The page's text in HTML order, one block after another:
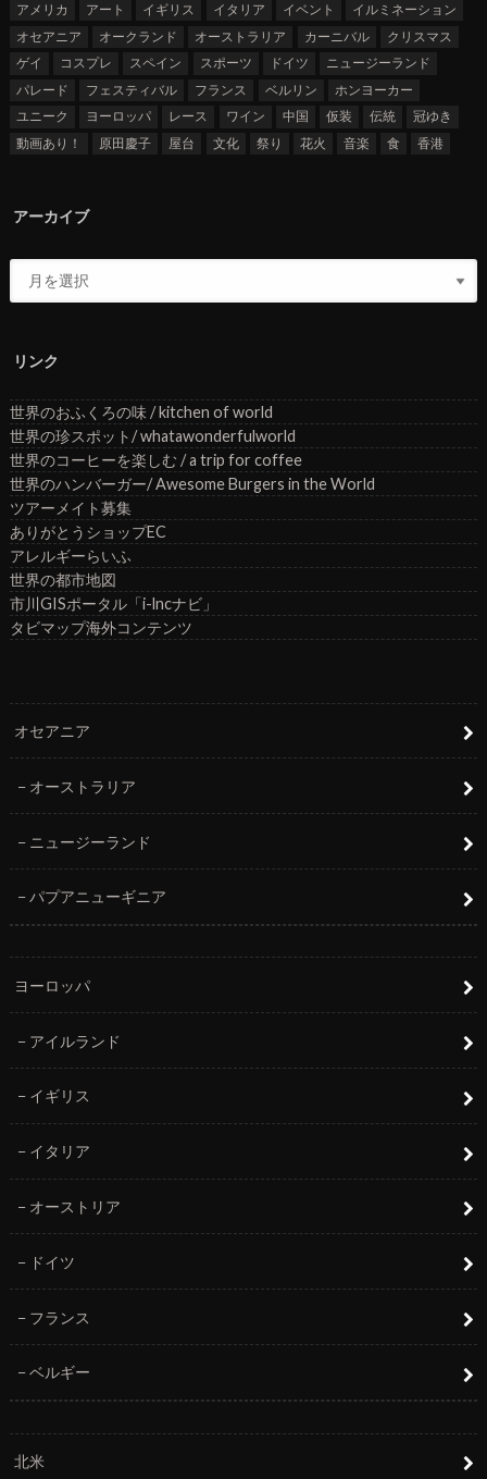
アメリカ
アート イギリス イタリア イベント
イルミネーション
オセアニア
オークランド オーストラリア カーニバル
クリスマス
ゲイ
コスプレ スペイン スポーツ ドイツ
ニュージーランド
パレード
フェスティバル フランス ベルリン
ホンヨーカー
ユニーク
ヨーロッパ レース ワイン 中国 仮装 伝統
冠ゆき
動画あり！
原田慶子 屋台 文化 祭り 花火 音楽 食 香港
アーカイブ
リンク
世界のおふくろの味 / kitchen of world
世界の珍スポット/ whatawonderfulworld
世界のコーヒーを楽しむ / a trip for coffee
世界のハンバーガー/ Awesome Burgers in the World
ツアーメイト募集
ありがとうショップEC
アレルギーらいふ
世界の都市地図
市川GISポータル「i-lncナビ」
タビマップ海外コンテンツ
オセアニア
オーストラリア
ニュージーランド
パプアニューギニア
ヨーロッパ
アイルランド
イギリス
イタリア
オーストリア
ドイツ
フランス
ベルギー
北米